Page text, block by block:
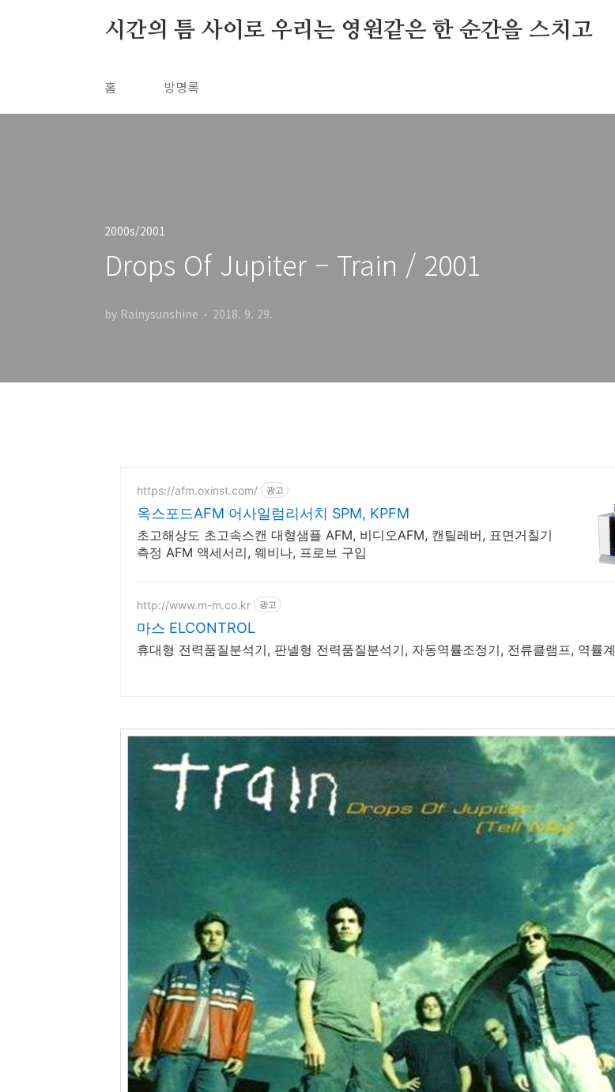
시간의 틈 사이로 우리는 영원같은 한 순간을 스치고
홈 방명록
2000s/2001
Drops Of Jupiter – Train / 2001
by Rainysunshine 2018. 9. 29.
https://afm.oxinst.com/ 광고
옥스포드AFM 어사일럼리서치 SPM, KPFM
초고해상도 초고속스캔 대형샘플 AFM, 비디오AFM, 캔틸레버, 표면거칠기
측정 AFM 액세서리, 웨비나, 프로브 구입
http://www.m-m.co.kr 광고
마스 ELCONTROL
휴대형 전력품질분석기, 판넬형 전력품질분석기, 자동역률조정기, 전류클램프, 역률계